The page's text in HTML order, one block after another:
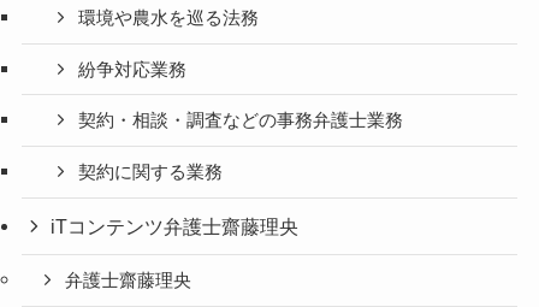
環境や農水を巡る法務
紛争対応業務
契約・相談・調査などの事務弁護士業務
契約に関する業務
iTコンテンツ弁護士齋藤理央
弁護士齋藤理央